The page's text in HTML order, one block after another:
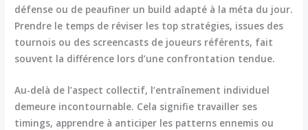
défense ou de peaufiner un build adapté à la méta du jour.
Prendre le temps de réviser les top stratégies, issues des
tournois ou des screencasts de joueurs référents, fait
souvent la différence lors d’une confrontation tendue.
Au-delà de l’aspect collectif, l’entraînement individuel
demeure incontournable. Cela signifie travailler ses
timings, apprendre à anticiper les patterns ennemis ou